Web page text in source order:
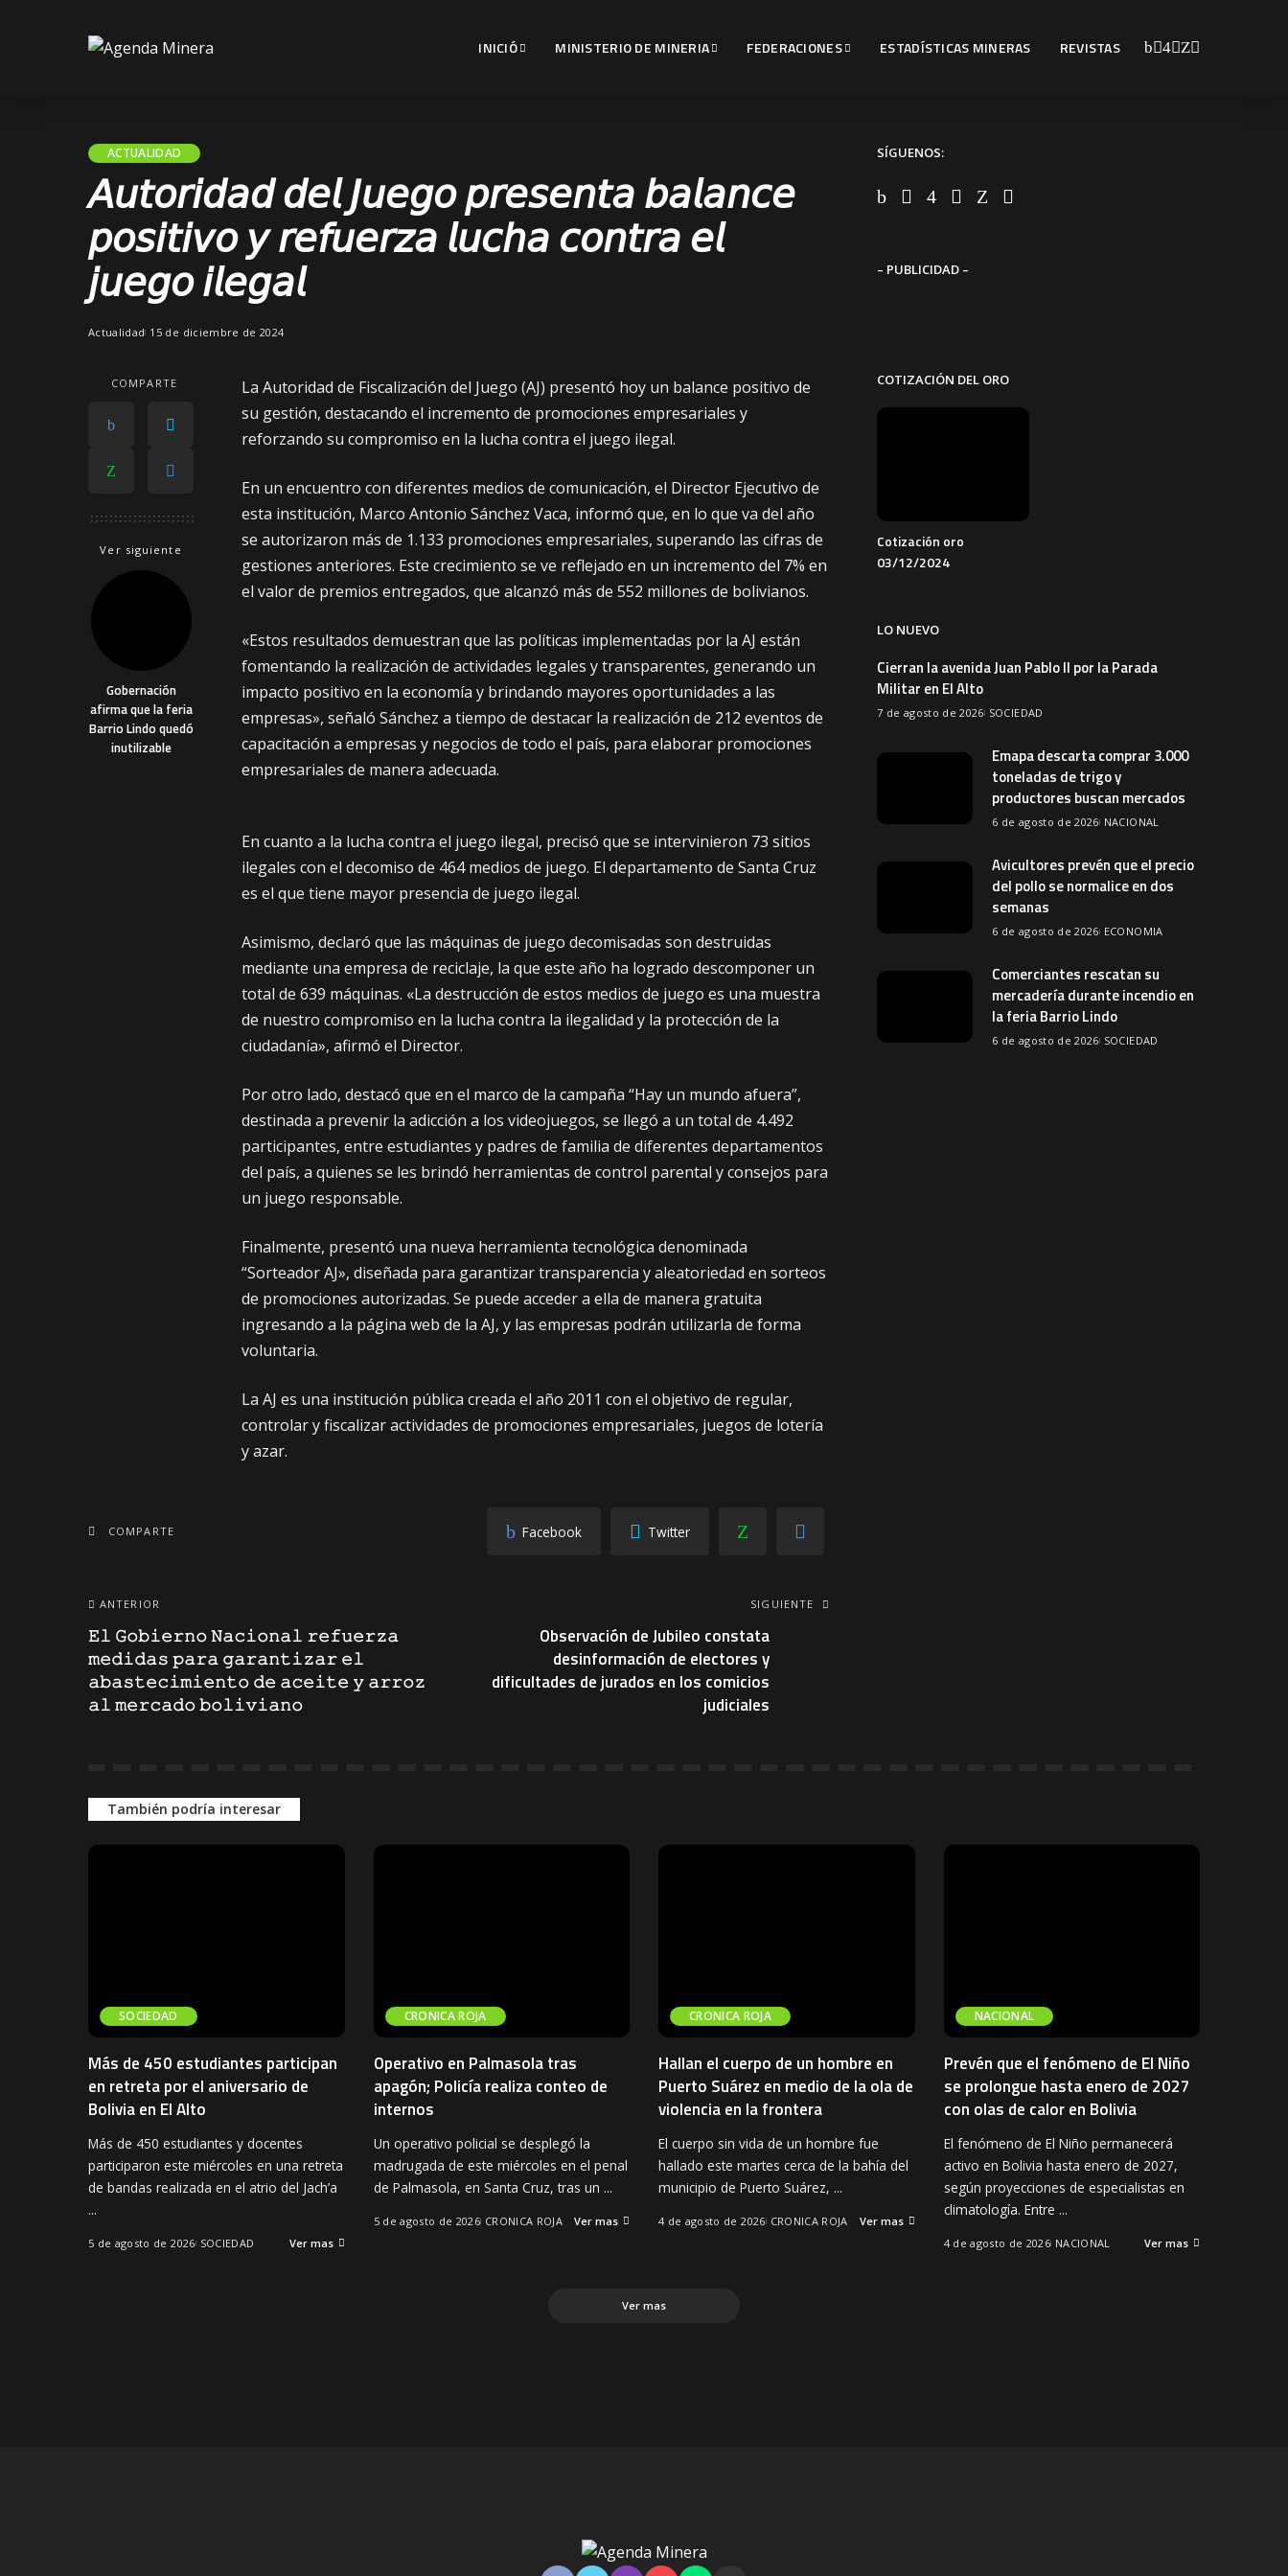
INICIÓ MINISTERIO DE MINERIA FEDERACIONES ESTADÍSTICAS MINERAS REVISTAS
ACTUALIDAD
𝘈𝘶𝘵𝘰𝘳𝘪𝘥𝘢𝘥 𝘥𝘦𝘭 𝘑𝘶𝘦𝘨𝘰 𝘱𝘳𝘦𝘴𝘦𝘯𝘵𝘢 𝘣𝘢𝘭𝘢𝘯𝘤𝘦
𝘱𝘰𝘴𝘪𝘵𝘪𝘷𝘰 𝘺 𝘳𝘦𝘧𝘶𝘦𝘳𝘻𝘢 𝘭𝘶𝘤𝘩𝘢 𝘤𝘰𝘯𝘵𝘳𝘢 𝘦𝘭
𝘫𝘶𝘦𝘨𝘰 𝘪𝘭𝘦𝘨𝘢𝘭
Actualidad 15 de diciembre de 2024
COMPARTE
Ver siguiente
Gobernación
afirma que la feria
Barrio Lindo quedó
inutilizable
La Autoridad de Fiscalización del Juego (AJ) presentó hoy un balance positivo de
su gestión, destacando el incremento de promociones empresariales y
reforzando su compromiso en la lucha contra el juego ilegal.
En un encuentro con diferentes medios de comunicación, el Director Ejecutivo de
esta institución, Marco Antonio Sánchez Vaca, informó que, en lo que va del año
se autorizaron más de 1.133 promociones empresariales, superando las cifras de
gestiones anteriores. Este crecimiento se ve reflejado en un incremento del 7% en
el valor de premios entregados, que alcanzó más de 552 millones de bolivianos.
«Estos resultados demuestran que las políticas implementadas por la AJ están
fomentando la realización de actividades legales y transparentes, generando un
impacto positivo en la economía y brindando mayores oportunidades a las
empresas», señaló Sánchez a tiempo de destacar la realización de 212 eventos de
capacitación a empresas y negocios de todo el país, para elaborar promociones
empresariales de manera adecuada.
En cuanto a la lucha contra el juego ilegal, precisó que se intervinieron 73 sitios
ilegales con el decomiso de 464 medios de juego. El departamento de Santa Cruz
es el que tiene mayor presencia de juego ilegal.
Asimismo, declaró que las máquinas de juego decomisadas son destruidas
mediante una empresa de reciclaje, la que este año ha logrado descomponer un
total de 639 máquinas. «La destrucción de estos medios de juego es una muestra
de nuestro compromiso en la lucha contra la ilegalidad y la protección de la
ciudadanía», afirmó el Director.
Por otro lado, destacó que en el marco de la campaña “Hay un mundo afuera”,
destinada a prevenir la adicción a los videojuegos, se llegó a un total de 4.492
participantes, entre estudiantes y padres de familia de diferentes departamentos
del país, a quienes se les brindó herramientas de control parental y consejos para
un juego responsable.
Finalmente, presentó una nueva herramienta tecnológica denominada
“Sorteador AJ», diseñada para garantizar transparencia y aleatoriedad en sorteos
de promociones autorizadas. Se puede acceder a ella de manera gratuita
ingresando a la página web de la AJ, y las empresas podrán utilizarla de forma
voluntaria.
La AJ es una institución pública creada el año 2011 con el objetivo de regular,
controlar y fiscalizar actividades de promociones empresariales, juegos de lotería
y azar.
COMPARTE Facebook Twitter
ANTERIOR
𝙴𝚕 𝙶𝚘𝚋𝚒𝚎𝚛𝚗𝚘 𝙽𝚊𝚌𝚒𝚘𝚗𝚊𝚕 𝚛𝚎𝚏𝚞𝚎𝚛𝚣𝚊
𝚖𝚎𝚍𝚒𝚍𝚊𝚜 𝚙𝚊𝚛𝚊 𝚐𝚊𝚛𝚊𝚗𝚝𝚒𝚣𝚊𝚛 𝚎𝚕
𝚊𝚋𝚊𝚜𝚝𝚎𝚌𝚒𝚖𝚒𝚎𝚗𝚝𝚘 𝚍𝚎 𝚊𝚌𝚎𝚒𝚝𝚎 𝚢 𝚊𝚛𝚛𝚘𝚣
𝚊𝚕 𝚖𝚎𝚛𝚌𝚊𝚍𝚘 𝚋𝚘𝚕𝚒𝚟𝚒𝚊𝚗𝚘
SIGUIENTE
Observación de Jubileo constata
desinformación de electores y
dificultades de jurados en los comicios
judiciales
SÍGUENOS:
– PUBLICIDAD –
COTIZACIÓN DEL ORO
Cotización oro
03/12/2024
LO NUEVO
Cierran la avenida Juan Pablo II por la Parada
Militar en El Alto
7 de agosto de 2026 SOCIEDAD
Emapa descarta comprar 3.000
toneladas de trigo y
productores buscan mercados
6 de agosto de 2026 NACIONAL
Avicultores prevén que el precio
del pollo se normalice en dos
semanas
6 de agosto de 2026 ECONOMIA
Comerciantes rescatan su
mercadería durante incendio en
la feria Barrio Lindo
6 de agosto de 2026 SOCIEDAD
También podría interesar
SOCIEDAD
Más de 450 estudiantes participan
en retreta por el aniversario de
Bolivia en El Alto
Más de 450 estudiantes y docentes
participaron este miércoles en una retreta
de bandas realizada en el atrio del Jach’a
...
5 de agosto de 2026 SOCIEDAD Ver mas
CRONICA ROJA
Operativo en Palmasola tras
apagón; Policía realiza conteo de
internos
Un operativo policial se desplegó la
madrugada de este miércoles en el penal
de Palmasola, en Santa Cruz, tras un ...
5 de agosto de 2026 CRONICA ROJA Ver mas
CRONICA ROJA
Hallan el cuerpo de un hombre en
Puerto Suárez en medio de la ola de
violencia en la frontera
El cuerpo sin vida de un hombre fue
hallado este martes cerca de la bahía del
municipio de Puerto Suárez, ...
4 de agosto de 2026 CRONICA ROJA Ver mas
NACIONAL
Prevén que el fenómeno de El Niño
se prolongue hasta enero de 2027
con olas de calor en Bolivia
El fenómeno de El Niño permanecerá
activo en Bolivia hasta enero de 2027,
según proyecciones de especialistas en
climatología. Entre ...
4 de agosto de 2026 NACIONAL Ver mas
Ver mas